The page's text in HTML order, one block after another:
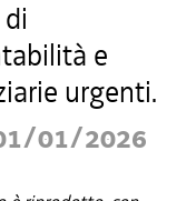
e
urgenti.
01/2026